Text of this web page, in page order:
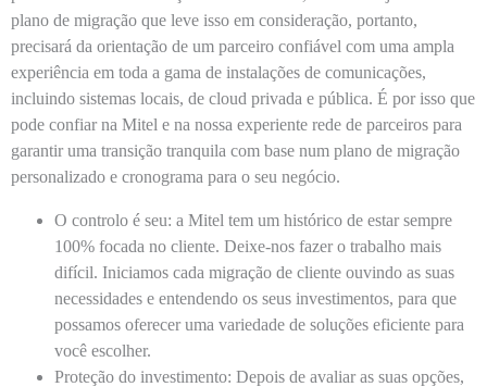
plano de migração que leve isso em consideração, portanto,
precisará da orientação de um parceiro confiável com uma ampla
experiência em toda a gama de instalações de comunicações,
incluindo sistemas locais, de cloud privada e pública. É por isso que
pode confiar na Mitel e na nossa experiente rede de parceiros para
garantir uma transição tranquila com base num plano de migração
personalizado e cronograma para o seu negócio.
O controlo é seu: a Mitel tem um histórico de estar sempre
100% focada no cliente. Deixe-nos fazer o trabalho mais
difícil. Iniciamos cada migração de cliente ouvindo as suas
necessidades e entendendo os seus investimentos, para que
possamos oferecer uma variedade de soluções eficiente para
você escolher.
Proteção do investimento: Depois de avaliar as suas opções,